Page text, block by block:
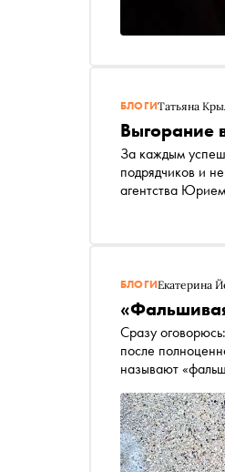
БЛОГИТатьяна
Выгорание
За каждым
подрядчиков и
агентства
БЛОГИЕкатерина
Сразу
после
называют